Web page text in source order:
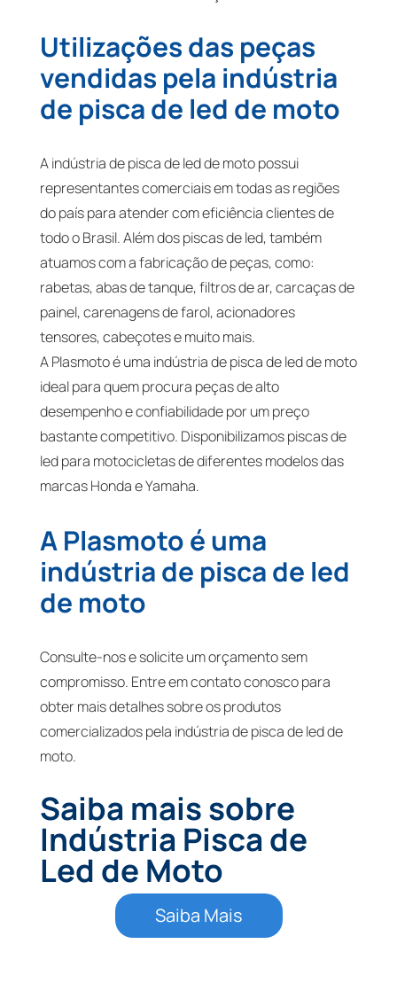
Utilizações das peças
vendidas pela indústria
de pisca de led de moto
A indústria de pisca de led de moto possui
representantes comerciais em todas as regiões
do país para atender com eficiência clientes de
todo o Brasil. Além dos piscas de led, também
atuamos com a fabricação de peças, como:
rabetas, abas de tanque, filtros de ar, carcaças de
painel, carenagens de farol, acionadores
tensores, cabeçotes e muito mais.
A Plasmoto é uma indústria de pisca de led de moto
ideal para quem procura peças de alto
desempenho e confiabilidade por um preço
bastante competitivo. Disponibilizamos piscas de
led para motocicletas de diferentes modelos das
marcas Honda e Yamaha.
A Plasmoto é uma
indústria de pisca de led
de moto
Consulte-nos e solicite um orçamento sem
compromisso. Entre em contato conosco para
obter mais detalhes sobre os produtos
comercializados pela indústria de pisca de led de
moto.
Saiba mais sobre
Indústria Pisca de
Led de Moto
Saiba Mais